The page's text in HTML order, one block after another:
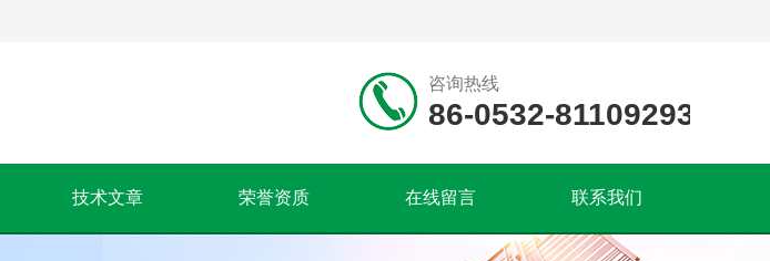
咨询热线
86-0532-81109293
技术文章 荣誉资质 在线留言 联系我们